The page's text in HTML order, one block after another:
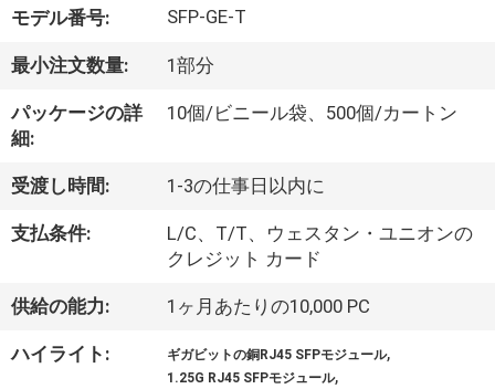
私
に
つ
い
工
モデル番号: SFP-GE-T
最小注文数量: 1部分
パッケージの詳
細:
10個/ビニール袋、500個/カートン
受渡し時間: 1-3の仕事日以内に
支払条件:
L/C、T/T、ウェスタン・ユニオンの
クレジット カード
供給の能力: 1ヶ月あたりの10,000 PC
ハイライト: ギガビットの銅RJ45 SFPモジュール,
1.25G RJ45 SFPモジュール,